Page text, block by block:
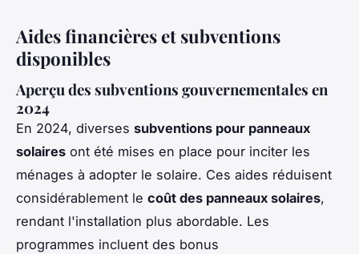
Aides financières et subventions
disponibles
Aperçu des subventions gouvernementales en
2024
En 2024, diverses subventions pour panneaux
solaires ont été mises en place pour inciter les
ménages à adopter le solaire. Ces aides réduisent
considérablement le coût des panneaux solaires,
rendant l'installation plus abordable. Les
programmes incluent des bonus